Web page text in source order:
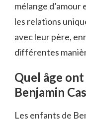
mélange
les relations
avec leur père,
différentes
Quel âge
Benjamin
Les enfants de